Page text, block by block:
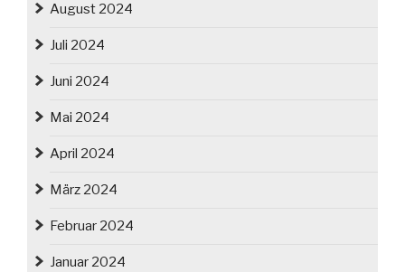
August 2024
Juli 2024
Juni 2024
Mai 2024
April 2024
März 2024
Februar 2024
Januar 2024